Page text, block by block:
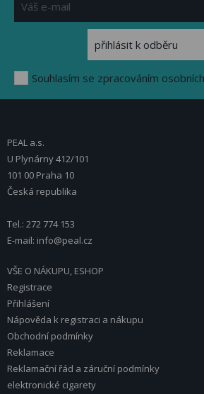
Souhlasím se zpracováním
PEAL a.s.
U Plynárny 412/101
101 00 Praha 10
Česká republika
Tel.: 272 774 153
E-mail: info@peal.cz
VŠE O NÁKUPU, ESHOP
Registrace
Přihlášení
Nápověda k registraci a nákupu
Obchodní podmínky
Reklamace
Reklamační řád a záruční podmínky
elektronické cigarety